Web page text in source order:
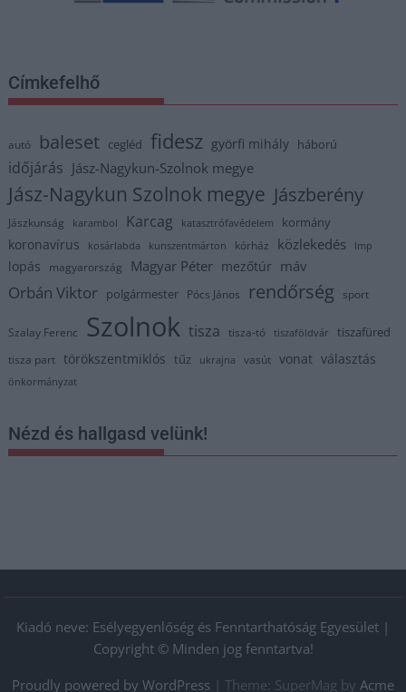
Címkefelhő
autó baleset cegléd fidesz györfi mihály háború
időjárás Jász-Nagykun-Szolnok megye
Jász-Nagykun Szolnok megye Jászberény
Jászkunság karambol Karcag katasztrófavédelem kormány
koronavírus kosárlabda kunszentmárton kórház közlekedés lmp
lopás magyarország Magyar Péter mezőtúr máv
Orbán Viktor polgármester Pócs János rendőrség sport
Szalay Ferenc Szolnok tisza tisza-tó tiszaföldvár tiszafüred
tisza part törökszentmiklós tűz ukrajna vasút vonat választás
önkormányzat
Nézd és hallgasd velünk!
Kiadó neve: Esélyegyenlőség és Fenntarthatóság Egyesület |
Copyright © Minden jog fenntartva!
Proudly powered by WordPress
Theme: SuperMag by Acme